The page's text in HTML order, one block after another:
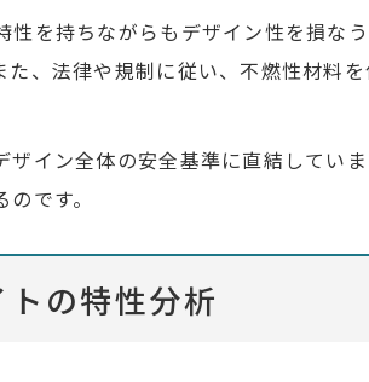
を持ちながらもデザイン性を損な
、法律や規制に従い、不燃性材料
イン全体の安全基準に直結してい
です。
の特性分析